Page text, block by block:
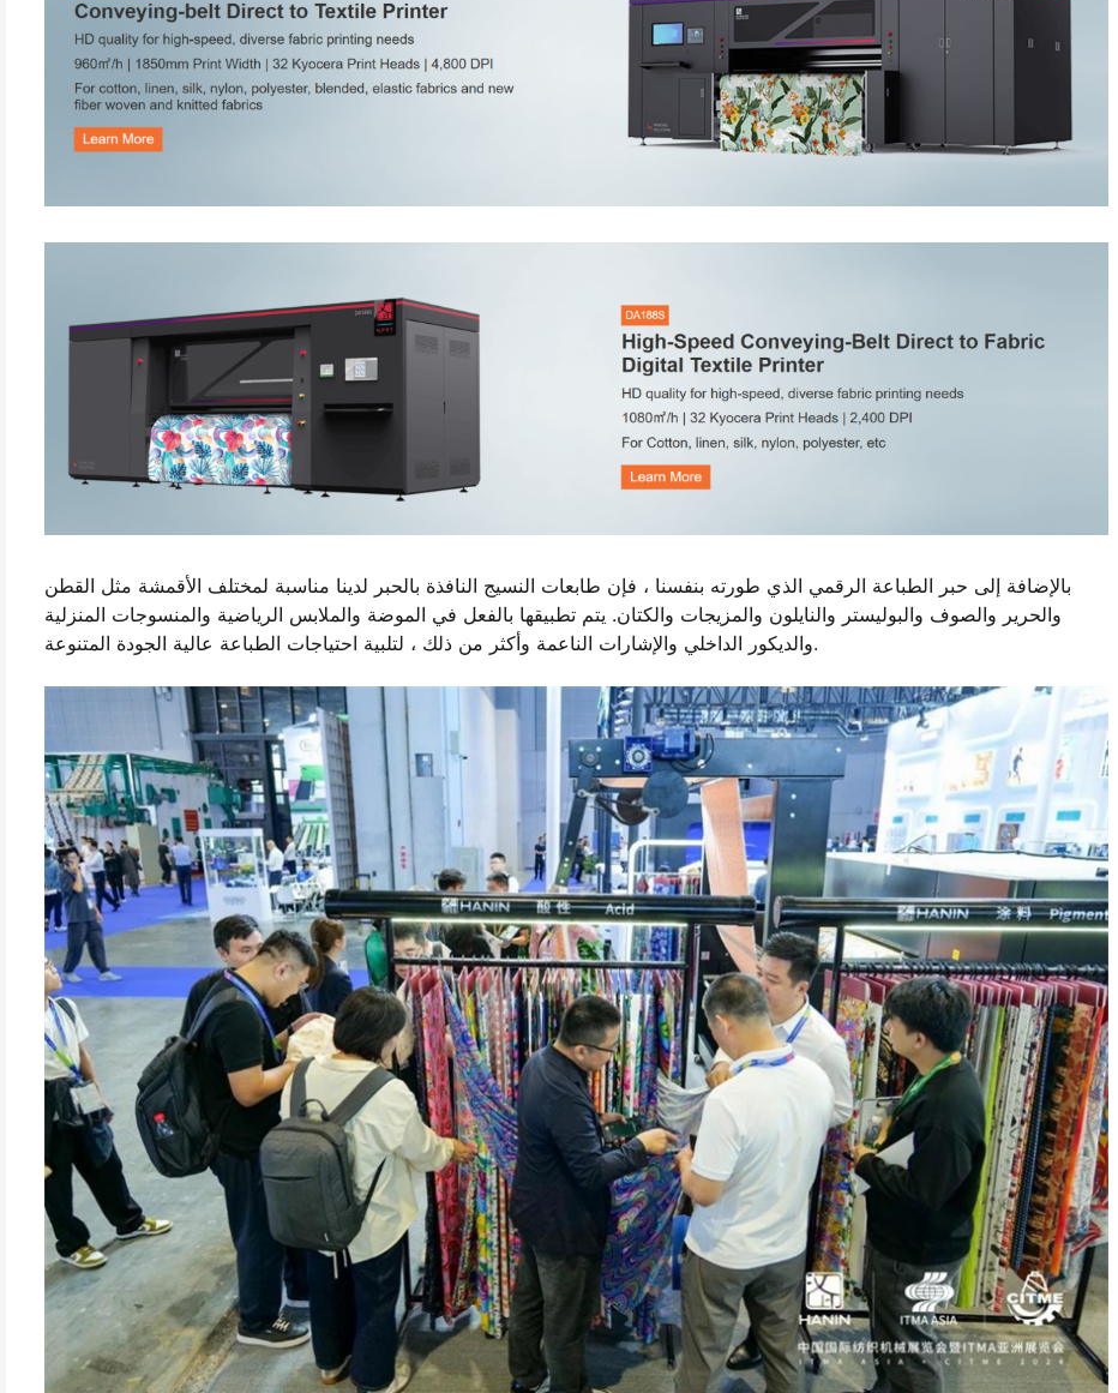
بالإضافة إلى حبر الطباعة الرقمي الذي طورته بنفسنا ، فإن طابعات النسيج النافذة بالحبر لدينا مناسبة لمختلف الأقمشة مثل القطن
والحرير والصوف والبوليستر والنايلون والمزيجات والكتان. يتم تطبيقها بالفعل في الموضة والملابس الرياضية والمنسوجات المنزلية
والديكور الداخلي والإشارات الناعمة وأكثر من ذلك ، لتلبية احتياجات الطباعة عالية الجودة المتنوعة.